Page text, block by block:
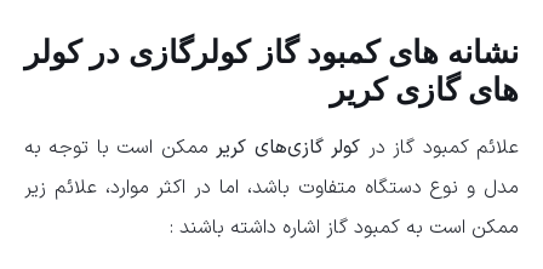
نشانه های کمبود گاز کولرگازی در کولر
های گازی کریر
علائم کمبود گاز در کولر گازی‌های کریر ممکن است با توجه به
مدل و نوع دستگاه متفاوت باشد، اما در اکثر موارد، علائم زیر
ممکن است به کمبود گاز اشاره داشته باشند :